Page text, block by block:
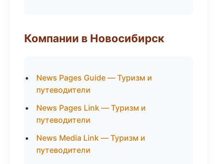
Компании в Новосибирск
News Pages Guide — Туризм и
путеводители
News Pages Link — Туризм и
путеводители
News Media Link — Туризм и
путеводители